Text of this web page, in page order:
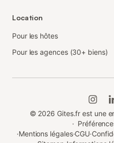
Location
Pour les hôtes
Pour les agences (30+ biens)
© 2026 Gites.fr est une
·
·Mentions légales·CGU·